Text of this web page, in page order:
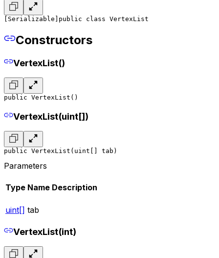
[Serializable] public class VertexList
Constructors
VertexList()
public VertexList()
VertexList(uint[])
public VertexList(uint[] tab)
Parameters
Type Name Description
uint[] tab
VertexList(int)